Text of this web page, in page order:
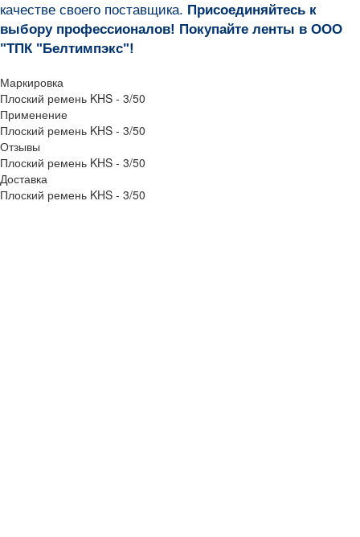
качестве своего поставщика. Присоединяйтесь к
выбору профессионалов! Покупайте ленты в ООО
"ТПК "Белтимпэкс"!
Маркировка
Плоский ремень KHS - 3/50
Применение
Плоский ремень KHS - 3/50
Отзывы
Плоский ремень KHS - 3/50
Доставка
Плоский ремень KHS - 3/50